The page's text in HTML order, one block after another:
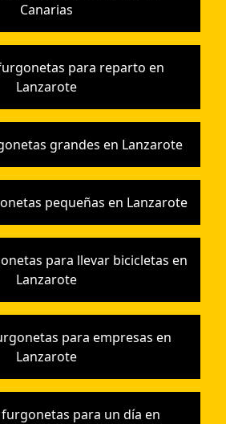
Canarias
para reparto en
Lanzarote
grandes en Lanzarote
pequeñas en Lanzarote
para llevar bicicletas en
Lanzarote
para empresas en
Lanzarote
para un día en